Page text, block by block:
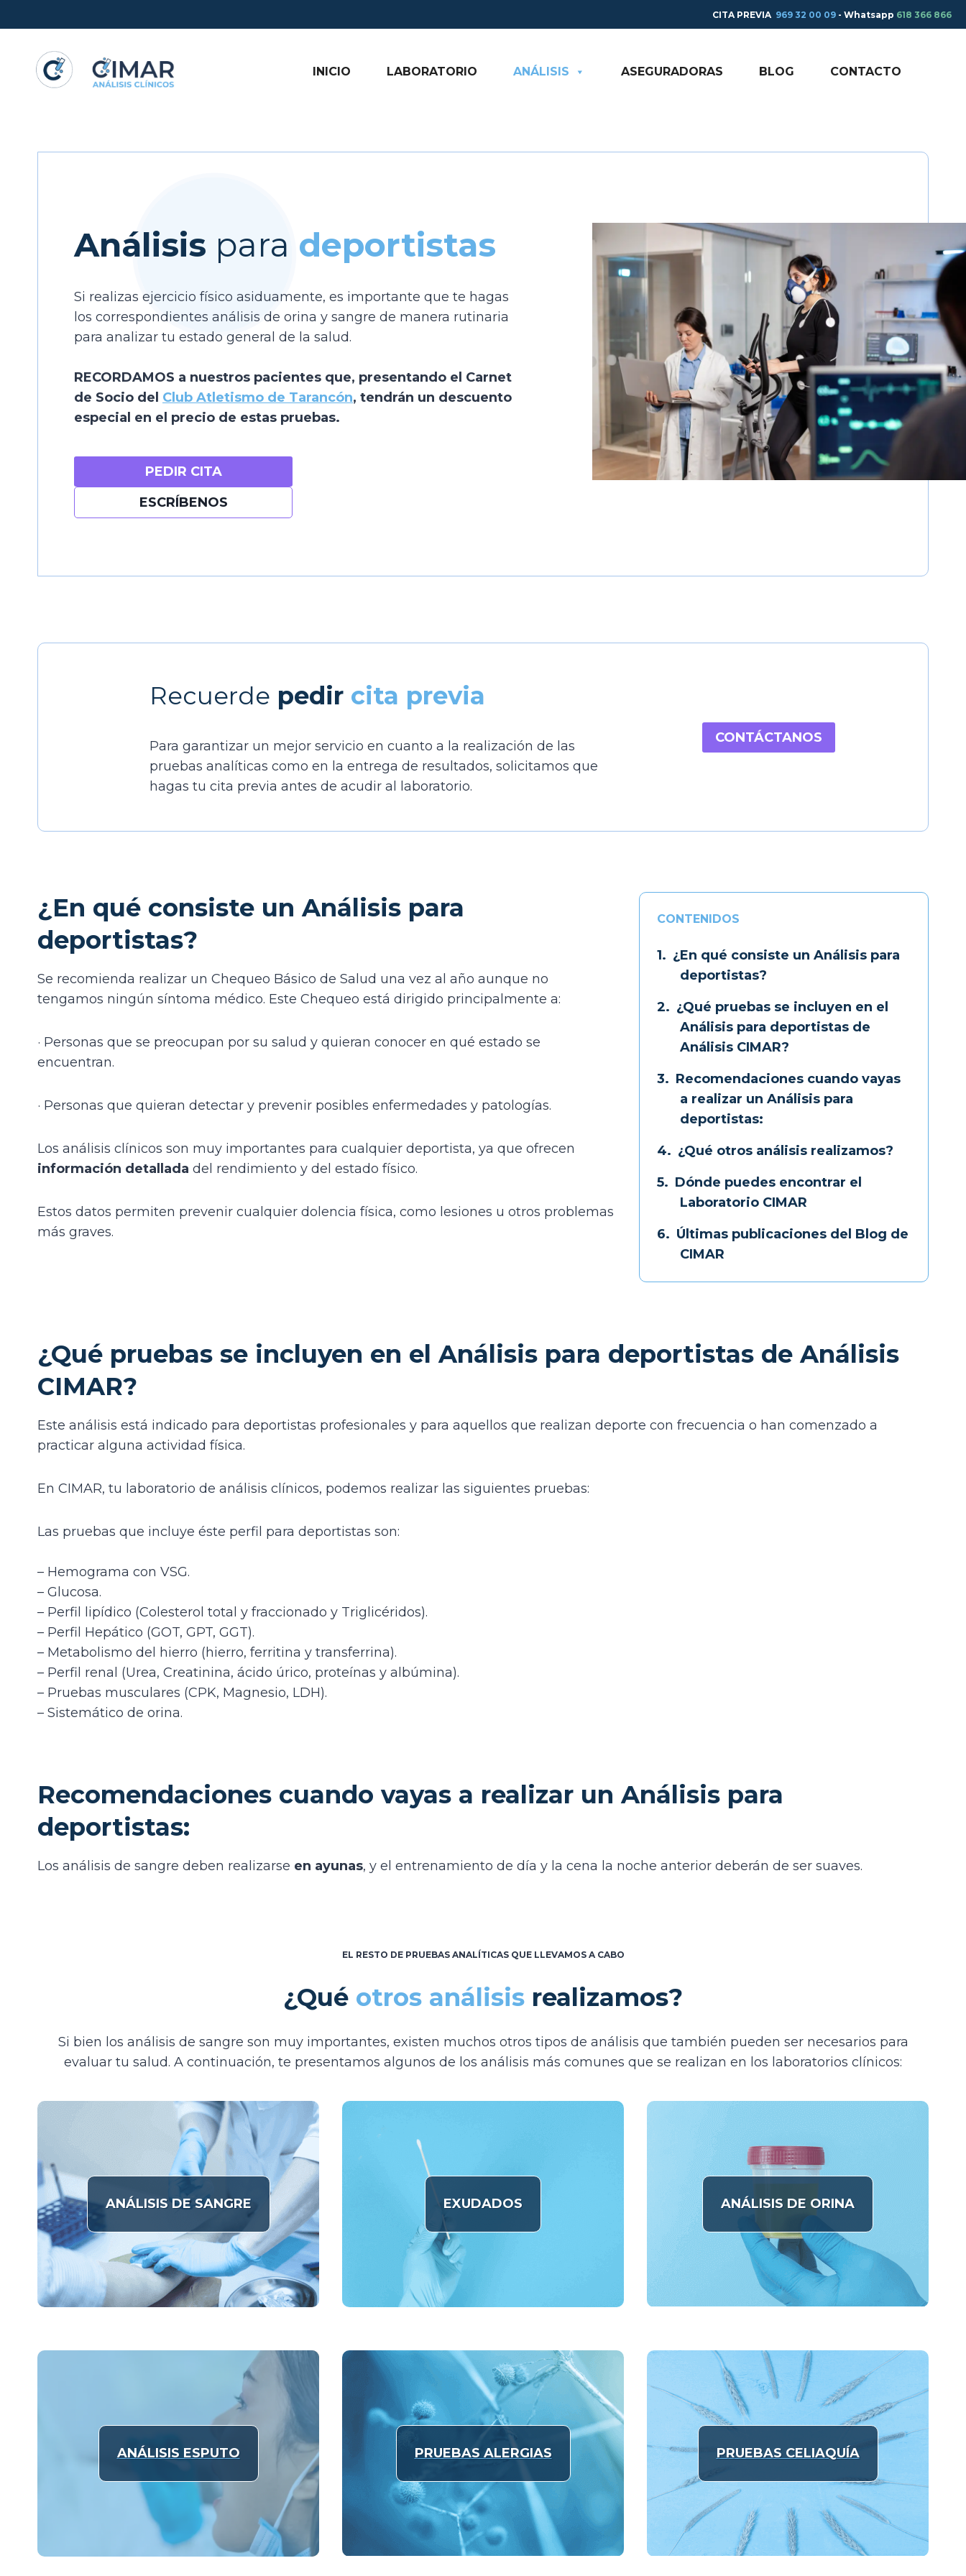
al
contenido
CITA PREVIA 969 32 00 09 - Whatsapp 618 366 866
INICIO LABORATORIO ANÁLISIS ASEGURADORAS BLOG CONTACTO
Análisis para deportistas
Si realizas ejercicio físico asiduamente, es importante que te hagas
los correspondientes análisis de orina y sangre de manera rutinaria
para analizar tu estado general de la salud.
RECORDAMOS a nuestros pacientes que, presentando el Carnet
de Socio del Club Atletismo de Tarancón, tendrán un descuento
especial en el precio de estas pruebas.
PEDIR CITA
ESCRÍBENOS
Recuerde pedir cita previa
Para garantizar un mejor servicio en cuanto a la realización de las
pruebas analíticas como en la entrega de resultados, solicitamos que
hagas tu cita previa antes de acudir al laboratorio.
CONTÁCTANOS
¿En qué consiste un Análisis para
deportistas?
Se recomienda realizar un Chequeo Básico de Salud una vez al año aunque no
tengamos ningún síntoma médico. Este Chequeo está dirigido principalmente a:
· Personas que se preocupan por su salud y quieran conocer en qué estado se
encuentran.
· Personas que quieran detectar y prevenir posibles enfermedades y patologías.
Los análisis clínicos son muy importantes para cualquier deportista, ya que ofrecen
información detallada del rendimiento y del estado físico.
Estos datos permiten prevenir cualquier dolencia física, como lesiones u otros problemas
más graves.
CONTENIDOS
¿En qué consiste un Análisis para
deportistas?
¿Qué pruebas se incluyen en el
Análisis para deportistas de
Análisis CIMAR?
Recomendaciones cuando vayas
a realizar un Análisis para
deportistas:
¿Qué otros análisis realizamos?
Dónde puedes encontrar el
Laboratorio CIMAR
Últimas publicaciones del Blog de
CIMAR
¿Qué pruebas se incluyen en el Análisis para deportistas de Análisis
CIMAR?
Este análisis está indicado para deportistas profesionales y para aquellos que realizan deporte con frecuencia o han comenzado a
practicar alguna actividad física.
En CIMAR, tu laboratorio de análisis clínicos, podemos realizar las siguientes pruebas:
Las pruebas que incluye éste perfil para deportistas son:
– Hemograma con VSG.
– Glucosa.
– Perfil lipídico (Colesterol total y fraccionado y Triglicéridos).
– Perfil Hepático (GOT, GPT, GGT).
– Metabolismo del hierro (hierro, ferritina y transferrina).
– Perfil renal (Urea, Creatinina, ácido úrico, proteínas y albúmina).
– Pruebas musculares (CPK, Magnesio, LDH).
– Sistemático de orina.
Recomendaciones cuando vayas a realizar un Análisis para
deportistas:
Los análisis de sangre deben realizarse en ayunas, y el entrenamiento de día y la cena la noche anterior deberán de ser suaves.
EL RESTO DE PRUEBAS ANALÍTICAS QUE LLEVAMOS A CABO
¿Qué otros análisis realizamos?
Si bien los análisis de sangre son muy importantes, existen muchos otros tipos de análisis que también pueden ser necesarios para
evaluar tu salud. A continuación, te presentamos algunos de los análisis más comunes que se realizan en los laboratorios clínicos:
ANÁLISIS DE SANGRE EXUDADOS ANÁLISIS DE ORINA
ANÁLISIS ESPUTO PRUEBAS ALERGIAS PRUEBAS CELIAQUÍA